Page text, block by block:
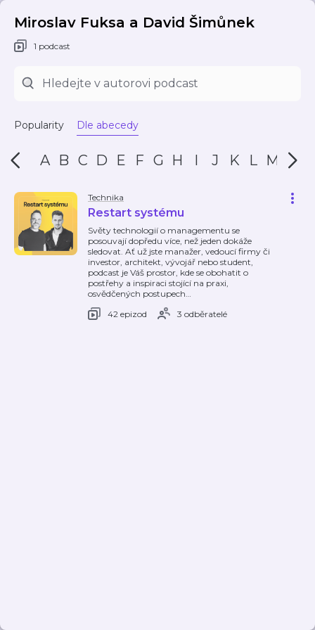
Miroslav Fuksa a David Šimůnek
1 podcast
Popularity Dle abecedy
A B C D E F G H I J K L M N
Technika
Restart systému
Světy technologií o managementu se
posouvají dopředu více, než jeden dokáže
sledovat. Ať už jste manažer, vedoucí firmy či
investor, architekt, vývojář nebo student,
podcast je Váš prostor, kde se obohatit o
postřehy a inspiraci stojící na praxi,
osvědčených postupech…
42 epizod
3 odběratelé